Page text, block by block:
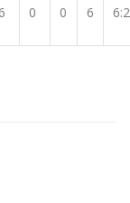
6 0 0 6